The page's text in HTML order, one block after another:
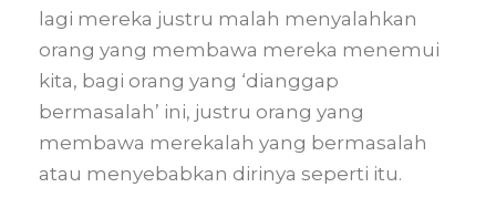
lagi mereka justru malah menyalahkan
orang yang membawa mereka menemui
kita, bagi orang yang ‘dianggap
bermasalah’ ini, justru orang yang
membawa merekalah yang bermasalah
atau menyebabkan dirinya seperti itu.